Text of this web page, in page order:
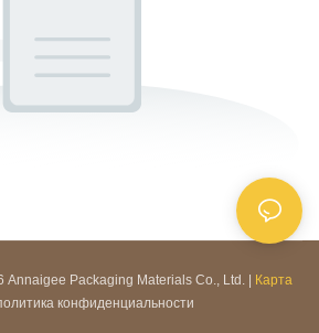
Annaigee Packaging Materials Co., Ltd. | Карта
конфиденциальности